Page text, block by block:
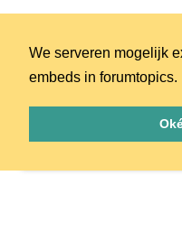
We serveren mogelijk
embeds in forumtopics.
Oeps! Er is iets
opnieuw.